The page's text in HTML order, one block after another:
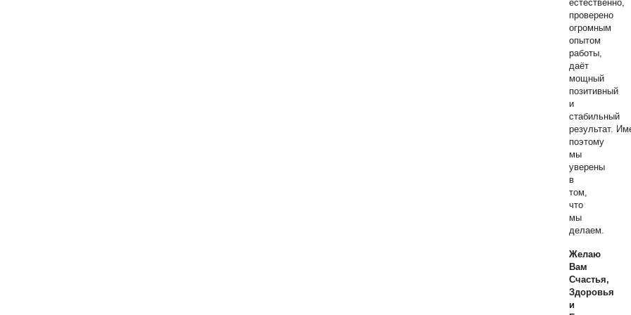
естественно,
проверено
огромным
опытом
работы,
даёт
мощный
позитивный
и
стабильный
результат.
поэтому
мы
уверены
в
том,
что
мы
делаем.
Желаю
Вам
Счастья,
Здоровья
и